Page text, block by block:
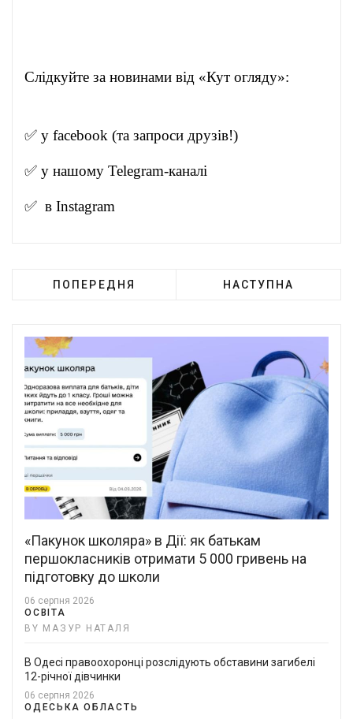
Слідкуйте за новинами від «Кут огляду»:
✅ у facebook (та запроси друзів!)
✅ у нашому Telegram-каналі
✅ в Instagram
ПОПЕРЕДНЯ НАСТУПНА
«Пакунок школяра» в Дії: як батькам
першокласників отримати 5 000 гривень на
підготовку до школи
06 серпня 2026
ОСВІТА
BY МАЗУР НАТАЛЯ
В Одесі правоохоронці розслідують обставини загибелі
12-річної дівчинки
06 серпня 2026
ОДЕСЬКА ОБЛАСТЬ